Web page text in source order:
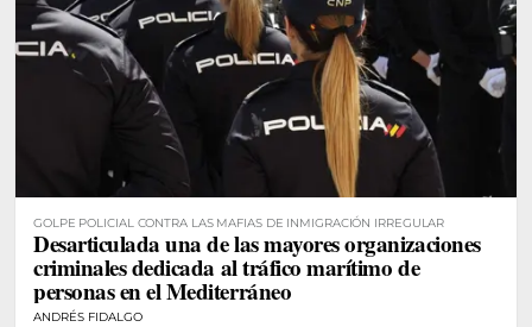
GOLPE POLICIAL CONTRA LAS MAFIAS DE INMIGRACIÓN IRREGULAR
Desarticulada una de las mayores organizaciones
criminales dedicada al tráfico marítimo de
personas en el Mediterráneo
ANDRÉS FIDALGO